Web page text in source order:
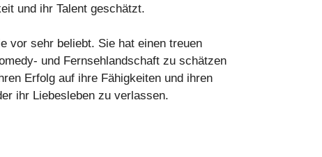
und ihr Talent geschätzt.
vor sehr beliebt. Sie hat einen treuen
und Fernsehlandschaft zu schätzen
Erfolg auf ihre Fähigkeiten und ihren
ihr Liebesleben zu verlassen.